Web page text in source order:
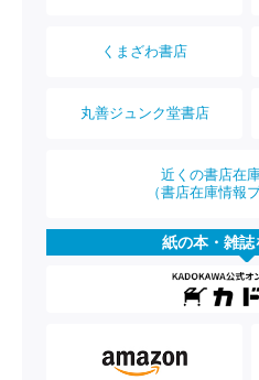
くまざわ書店
丸善ジュンク堂書店
近くの書店在
（書店在庫情報
紙の本・雑誌